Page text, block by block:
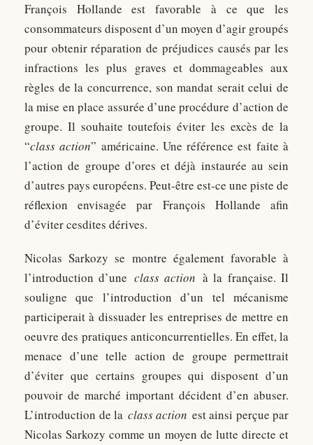
François Hollande est favorable à ce que les
consommateurs disposent d’un moyen d’agir groupés
pour obtenir réparation de préjudices causés par les
infractions les plus graves et dommageables aux
règles de la concurrence, son mandat serait celui de
la mise en place assurée d’une procédure d’action de
groupe. Il souhaite toutefois éviter les excès de la
“class action” américaine. Une référence est faite à
l’action de groupe d’ores et déjà instaurée au sein
d’autres pays européens. Peut-être est-ce une piste de
réflexion envisagée par François Hollande afin
d’éviter cesdites dérives.
Nicolas Sarkozy se montre également favorable à
l’introduction d’une class action à la française. Il
souligne que l’introduction d’un tel mécanisme
participerait à dissuader les entreprises de mettre en
oeuvre des pratiques anticoncurrentielles. En effet, la
menace d’une telle action de groupe permettrait
d’éviter que certains groupes qui disposent d’un
pouvoir de marché important décident d’en abuser.
L’introduction de la class action est ainsi perçue par
Nicolas Sarkozy comme un moyen de lutte directe et